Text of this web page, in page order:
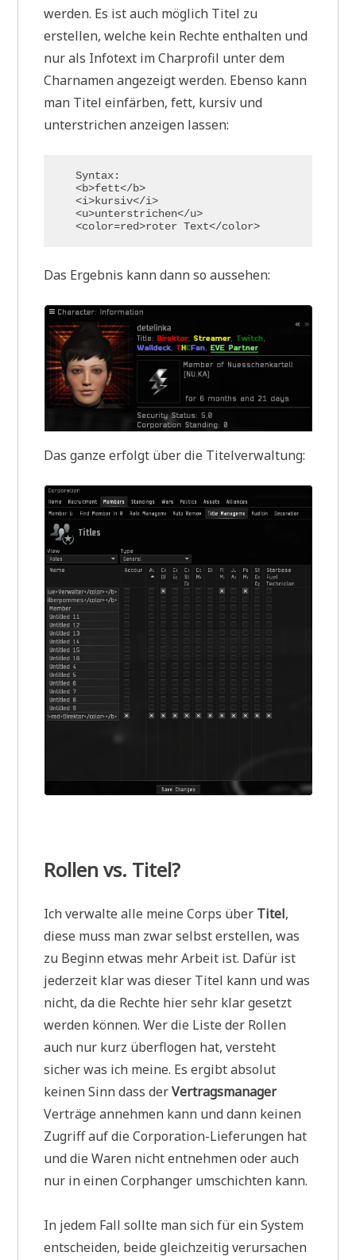
werden. Es ist auch möglich Titel zu
erstellen, welche kein Rechte enthalten und
nur als Infotext im Charprofil unter dem
Charnamen angezeigt werden. Ebenso kann
man Titel einfärben, fett, kursiv und
unterstrichen anzeigen lassen:
Syntax:
<b>fett</b>
<i>kursiv</i>
<u>unterstrichen</u>
<color=red>roter Text</color>
Das Ergebnis kann dann so aussehen:
Das ganze erfolgt über die Titelverwaltung:
Rollen vs. Titel?
Ich verwalte alle meine Corps über Titel,
diese muss man zwar selbst erstellen, was
zu Beginn etwas mehr Arbeit ist. Dafür ist
jederzeit klar was dieser Titel kann und was
nicht, da die Rechte hier sehr klar gesetzt
werden können. Wer die Liste der Rollen
auch nur kurz überflogen hat, versteht
sicher was ich meine. Es ergibt absolut
keinen Sinn dass derVertragsmanager
Verträge annehmen kann und dann keinen
Zugriff auf die Corporation-Lieferungen hat
und die Waren nicht entnehmen oder auch
nur in einen Corphanger umschichten kann.
In jedem Fall sollte man sich für ein System
entscheiden, beide gleichzeitig verursachen